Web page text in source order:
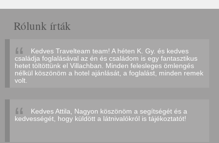
Rólunk írták
Kedves Travelteam team! A héten K. Gy. és kedves
családja foglalásával az én és családom is egy fantasztikus
hetet töltöttünk el Villachban. Minden felesleges ömlengés
nélkül köszönöm a hotel ajánlását, a foglalást, minden remek
volt.
Kedves Attila, Nagyon köszönöm a segítségét és a
kedvességét, hogy küldött a látnivalókról is tájékoztatót!